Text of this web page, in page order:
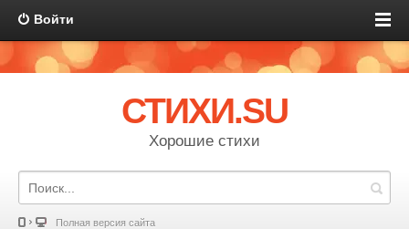
Войти
СТИХИ.SU
Хорошие стихи
Полная версия сайта